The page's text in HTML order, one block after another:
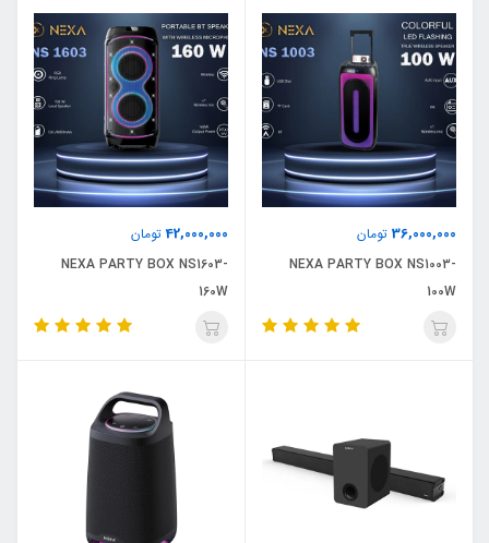
36,000,000 تومان
NEXA PARTY BOX NS1003-
100W
42,000,000تومان
NEXA PARTY BOX NS1603-
160W